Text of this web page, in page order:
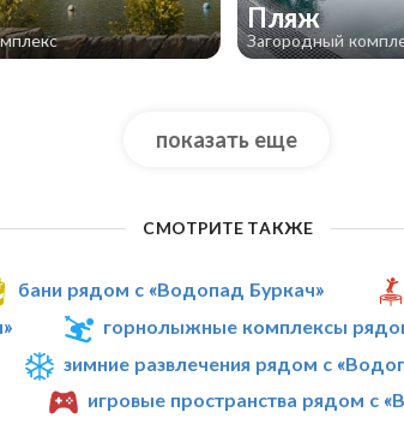
Пляж
Загородный
показать еще
СМОТРИТЕ ТАКЖЕ
бани рядом с «Водопад Буркач»
горнолыжные комплексы
зимние развлечения рядом с
игровые пространства рядом с